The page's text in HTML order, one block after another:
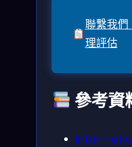
聯繫我們
理評估
參考資